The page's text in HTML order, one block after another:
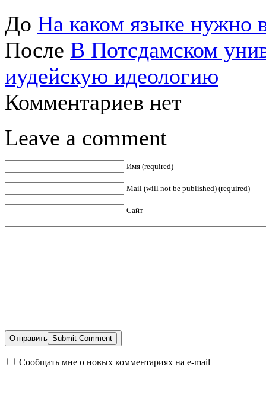
До На каком языке нужно
После В Потсдамском
иудейскую идеологию
Комментариев нет
Leave a comment
Имя (required)
Mail (will not be published) (required)
Сайт
Отправить
Сообщать мне о новых комментариях на e-mail